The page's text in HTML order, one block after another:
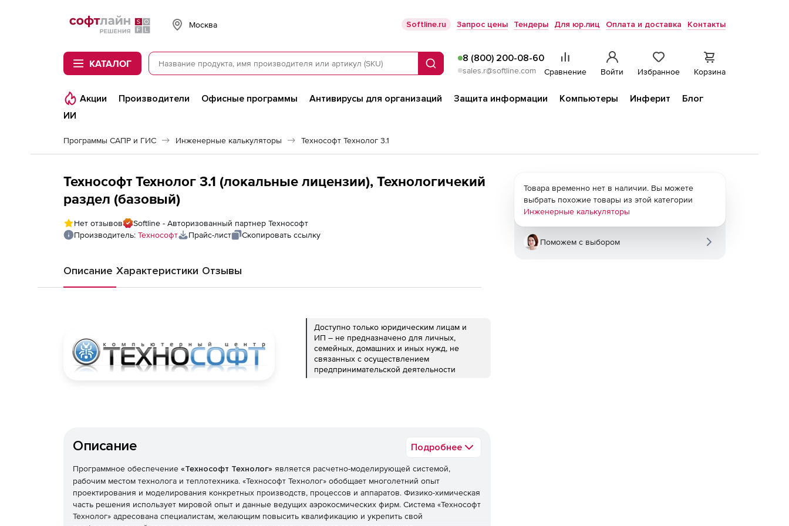
Softline
Москва Softline.ru Запрос цены Тендеры Для юр.лиц Оплата и доставка Контакты
КАТАЛОГ Поиск
8 (800) 200-08-60
sales.r@softline.com Сравнение Войти Избранное Корзина
Акции Производители Офисные программы Антивирусы для организаций Защита информации Компьютеры Инферит
Блог
ИИ
Программы САПР и ГИС Инженерные калькуляторы Технософт Технолог 3.1
Технософт Технолог 3.1 (локальные лицензии), Технологичекий
раздел (базовый)
Нет отзывов
Softline - Авторизованный партнер Технософт
Производитель: Технософт Прайс-лист Скопировать ссылку
Описание Характеристики Отзывы
Доступно только юридическим лицам и
ИП – не предназначено для личных,
семейных, домашних и иных нужд, не
связанных с осуществлением
предпринимательской деятельности
Описание Подробнее
Программное обеспечение «Технософт Технолог» является расчетно-моделирующей системой,
рабочим местом технолога и теплотехника. «Технософт Технолог» обобщает многолетний опыт
проектирования и моделирования конкретных производств, процессов и аппаратов. Физико-химическая
часть решения использует мировой опыт и данные ведущих аэрокосмических фирм. Система «Технософт
Технолог» адресована специалистам, желающим повысить квалификацию и укрепить свой
Товара временно нет в наличии. Вы можете
выбрать похожие товары из этой категории
Инженерные калькуляторы
Поможем с выбором